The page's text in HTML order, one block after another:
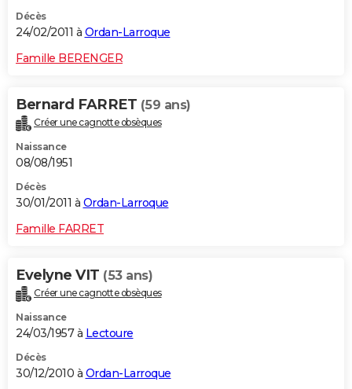
Décès
24/02/2011 à Ordan-Larroque
Famille BERENGER
Bernard FARRET (59 ans)
Créer une cagnotte obsèques
Naissance
08/08/1951
Décès
30/01/2011 à Ordan-Larroque
Famille FARRET
Evelyne VIT (53 ans)
Créer une cagnotte obsèques
Naissance
24/03/1957 à Lectoure
Décès
30/12/2010 à Ordan-Larroque